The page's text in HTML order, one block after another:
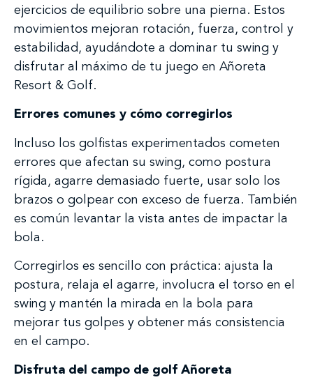
ejercicios de equilibrio sobre una pierna. Estos
movimientos mejoran rotación, fuerza, control y
estabilidad, ayudándote a dominar tu swing y
disfrutar al máximo de tu juego en Añoreta
Resort & Golf.
Errores comunes y cómo corregirlos
Incluso los golfistas experimentados cometen
errores que afectan su swing, como postura
rígida, agarre demasiado fuerte, usar solo los
brazos o golpear con exceso de fuerza. También
es común levantar la vista antes de impactar la
bola.
Corregirlos es sencillo con práctica: ajusta la
postura, relaja el agarre, involucra el torso en el
swing y mantén la mirada en la bola para
mejorar tus golpes y obtener más consistencia
en el campo.
Disfruta del campo de golf Añoreta